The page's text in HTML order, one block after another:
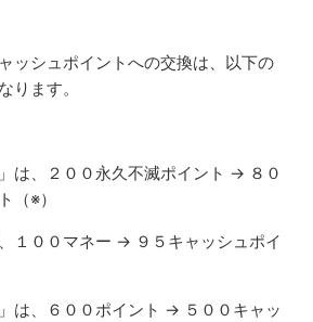
ッシュポイントへの交換は、以下の
ります。
は、２００永久不滅ポイント → ８０
（※）
１００マネー → ９５キャッシュポイ
は、６００ポイント → ５００キャッ